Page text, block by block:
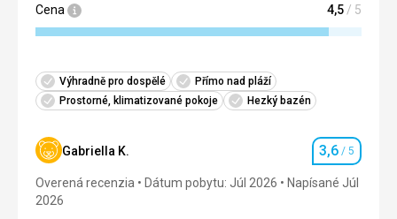
Cena 4,5 / 5
Výhradně pro dospělé
Přímo nad pláží
Prostorné, klimatizované pokoje
Hezký bazén
Gabriella K. Hodnotenie
3,6 / 5
Overená recenzia Dátum pobytu: Júl 2026
Napísané Júl
2026